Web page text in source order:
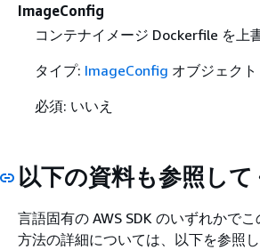
ImageConfig
コンテナイメージ Dockerfile を上
タイプ: ImageConfig オブジェクト
必須: いいえ
以下の資料も参照して
言語固有の AWS SDK のいずれかでこ
方法の詳細については、以下を参照し